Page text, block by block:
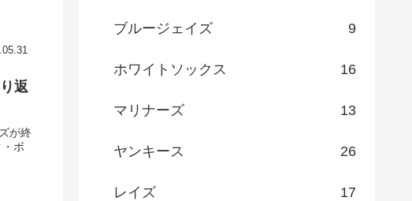
返
が終
ボ
ブルージェイズ 9
ホワイトソックス 16
マリナーズ 13
ヤンキース 26
レイズ 17